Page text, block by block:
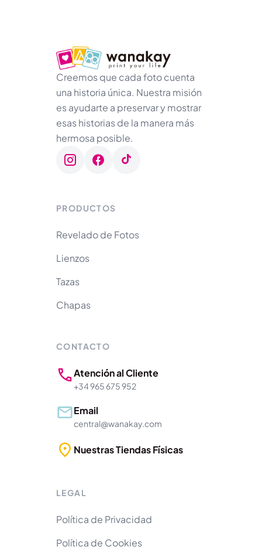
Creemos que cada foto cuenta
una historia única. Nuestra misión
es ayudarte a preservar y mostrar
esas historias de la manera más
hermosa posible.
PRODUCTOS
Revelado de Fotos
Lienzos
Tazas
Chapas
CONTACTO
Atención al Cliente
+34 965 675 952
Email
central@wanakay.com
Nuestras Tiendas Físicas
LEGAL
Política de Privacidad
Política de Cookies